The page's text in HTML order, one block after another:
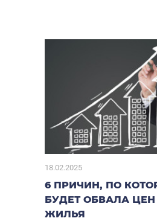
18.02.2025
6 ПРИЧИН, ПО
БУДЕТ ОБВАЛА
ЖИЛЬЯ